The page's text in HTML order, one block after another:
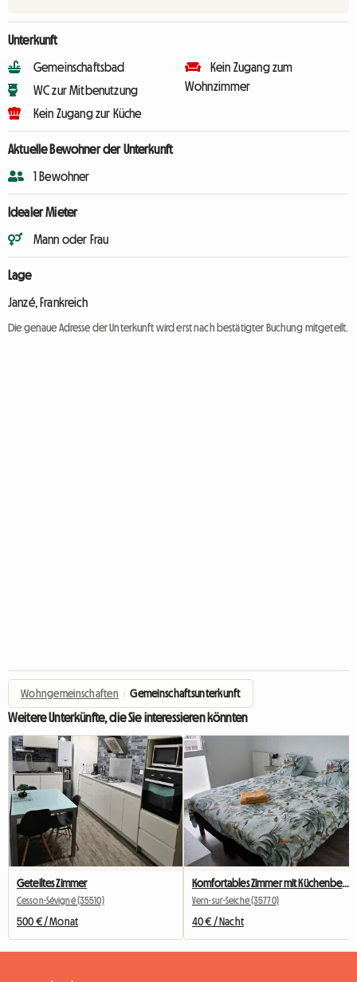
Unterkunft
Gemeinschaftsbad
WC zur Mitbenutzung
Kein Zugang zur Küche
Kein Zugang zum
Wohnzimmer
Aktuelle Bewohner der Unterkunft
1 Bewohner
Idealer Mieter
Mann oder Frau
Lage
Janzé, Frankreich
Die genaue Adresse der Unterkunft wird erst nach bestätigter Buchung mitgeteilt.
Wohngemeinschaften › Gemeinschaftsunterkunft
Weitere Unterkünfte, die Sie interessieren könnten
Geteiltes Zimmer
Cesson-Sévigné (35510)
500 € / Monat
Komfortables Zimmer mit Küchenbereich und Wasseranschluss
Vern-sur-Seiche (35770)
40 € / Nacht